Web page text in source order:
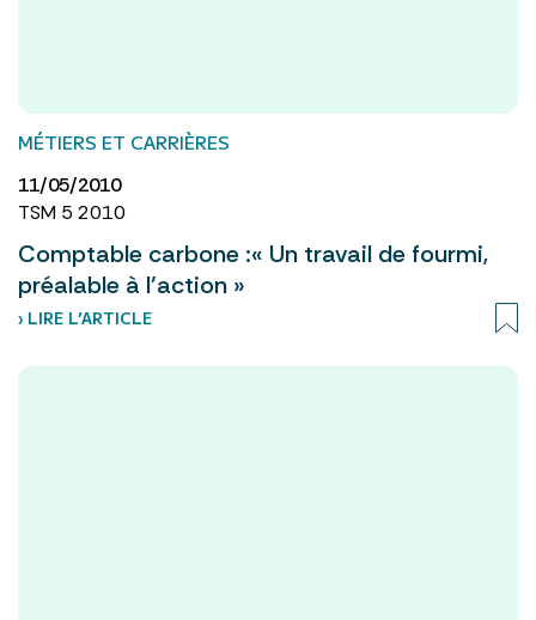
MÉTIERS ET CARRIÈRES
11/05/2010
TSM 5 2010
Comptable carbone :« Un travail de fourmi,
préalable à l’action »
› LIRE L’ARTICLE